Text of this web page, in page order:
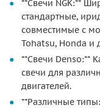
**Свечи NGK:**
стандартные,
совместимые с
Tohatsu, Honda и
**Свечи Denso:**
свечи для
двигателей.
**Различные